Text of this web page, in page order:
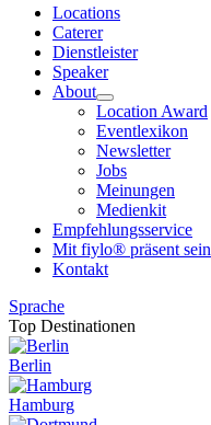
Locations
Caterer
Dienstleister
Speaker
About
Location Award
Eventlexikon
Newsletter
Jobs
Meinungen
Medienkit
Empfehlungsservice
Mit fiylo® präsent sein
Kontakt
Sprache
Top Destinationen
Berlin
Hamburg